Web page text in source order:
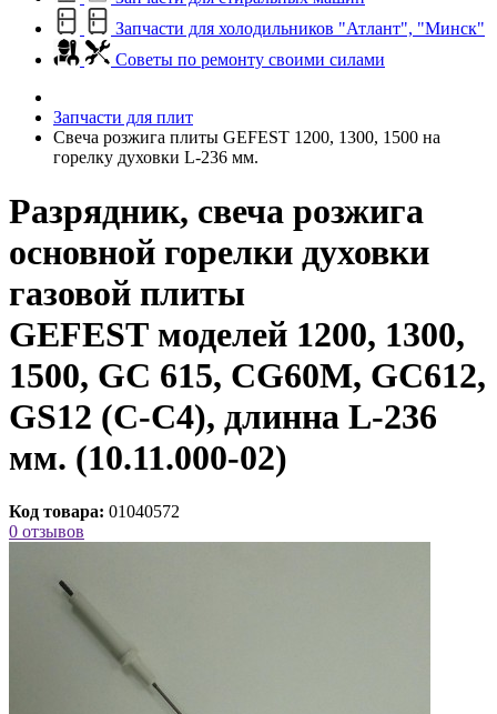
Запчасти для холодильников "Атлант", "Минск"
Советы по ремонту своими силами
Запчасти для плит
Свеча розжига плиты GEFEST 1200, 1300, 1500 на
горелку духовки L-236 мм.
Разрядник, свеча розжига
основной горелки духовки
газовой плиты
GEFEST моделей 1200, 1300,
1500, GC 615, CG60M, GC612,
GS12 (С-С4), длинна L-236
мм. (10.11.000-02)
Код товара: 01040572
0 отзывов